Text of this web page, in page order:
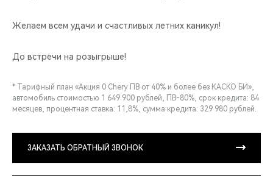
Желаем всем удачи и счастливых летних каникул!
До встречи на розыгрыше!
* Тарифный план «Акция 0 Chery ПВ от 40% и более без КАСКО БИ»,
автомобиль стоимостью 1 649 900 рублей, ПВ-80%, срок кредита: 84
месяцев, процентная ставка: 11,8%, сумма кредита: 329 980 рублей.
ЗАКАЗАТЬ ОБРАТНЫЙ ЗВОНОК